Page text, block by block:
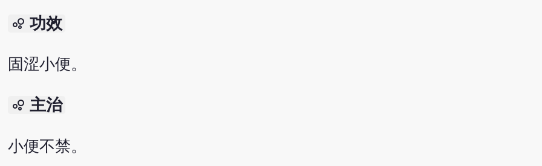
bubble_chart 功效
固涩小便。
bubble_chart 主治
小便不禁。